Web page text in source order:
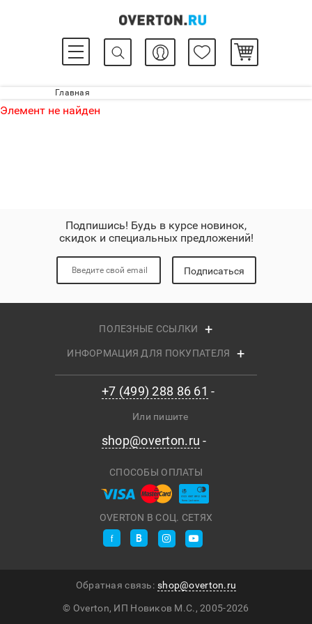
Главная
Элемент не найден
Подпишись! Будь в курсе новинок,
скидок и специальных предложений!
Подписаться
ПОЛЕЗНЫЕ ССЫЛКИ
ИНФОРМАЦИЯ ДЛЯ ПОКУПАТЕЛЯ
+7 (499) 288 86 61
Или пишите
shop@overton.ru
OVERTON В СОЦ. СЕТЯХ
СПОСОБЫ ОПЛАТЫ
© Overton, ИП Новиков М.С., 2005-2026
Обратная связь: shop@overton.ru